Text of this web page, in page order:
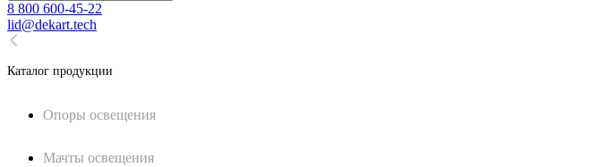
8 800 600-45-22
lid@dekart.tech
Каталог продукции
Oпоры oсвeщения
Мачты освещения